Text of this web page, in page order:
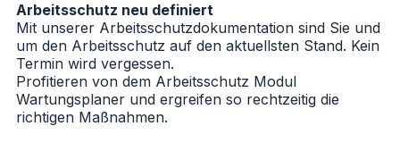
Arbeitsschutz neu definiert
Mit unserer Arbeitsschutzdokumentation sind Sie und
um den Arbeitsschutz auf den aktuellsten Stand. Kein
Termin wird vergessen.
Profitieren von dem Arbeitsschutz Modul
Wartungsplaner und ergreifen so rechtzeitig die
richtigen Maßnahmen.